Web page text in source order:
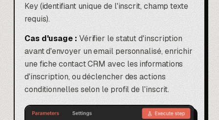
Key (identifiant unique de l'inscrit, champ texte
requis).
Cas d'usage :Vérifier le statut d'inscription
avant d'envoyer un email personnalisé, enrichir
une fiche contact CRM avec les informations
d'inscription, ou déclencher des actions
conditionnelles selon le profil de l'inscrit.